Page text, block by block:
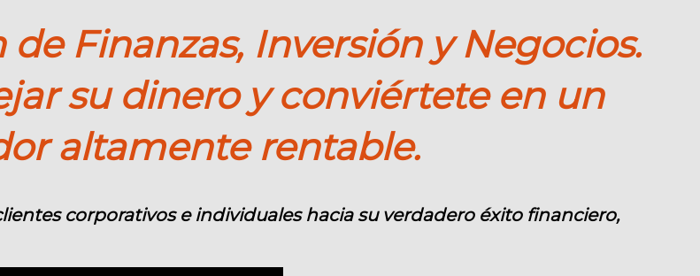
de Finanzas, Inversión y Negocios.
su dinero y conviértete en un
altamente rentable.
corporativos e individuales hacia su verdadero éxito financiero,